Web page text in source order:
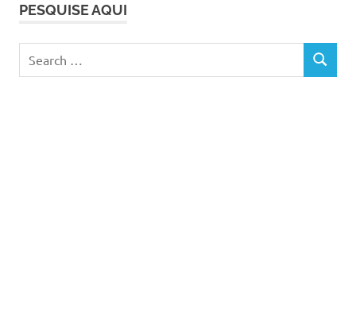
PESQUISE AQUI
for:
SEARCH